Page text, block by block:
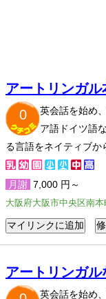
アートリンガル
0
英会話を始め
ア語ドイツ語
る言語をネイティブか
月謝 7,000 円～
大阪府大阪市中央区南本
アートリンガ
英会話を始め